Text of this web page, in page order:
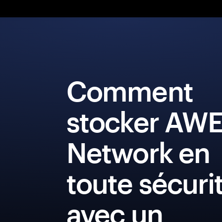
Comment
stocker
Network en
toute
avec un